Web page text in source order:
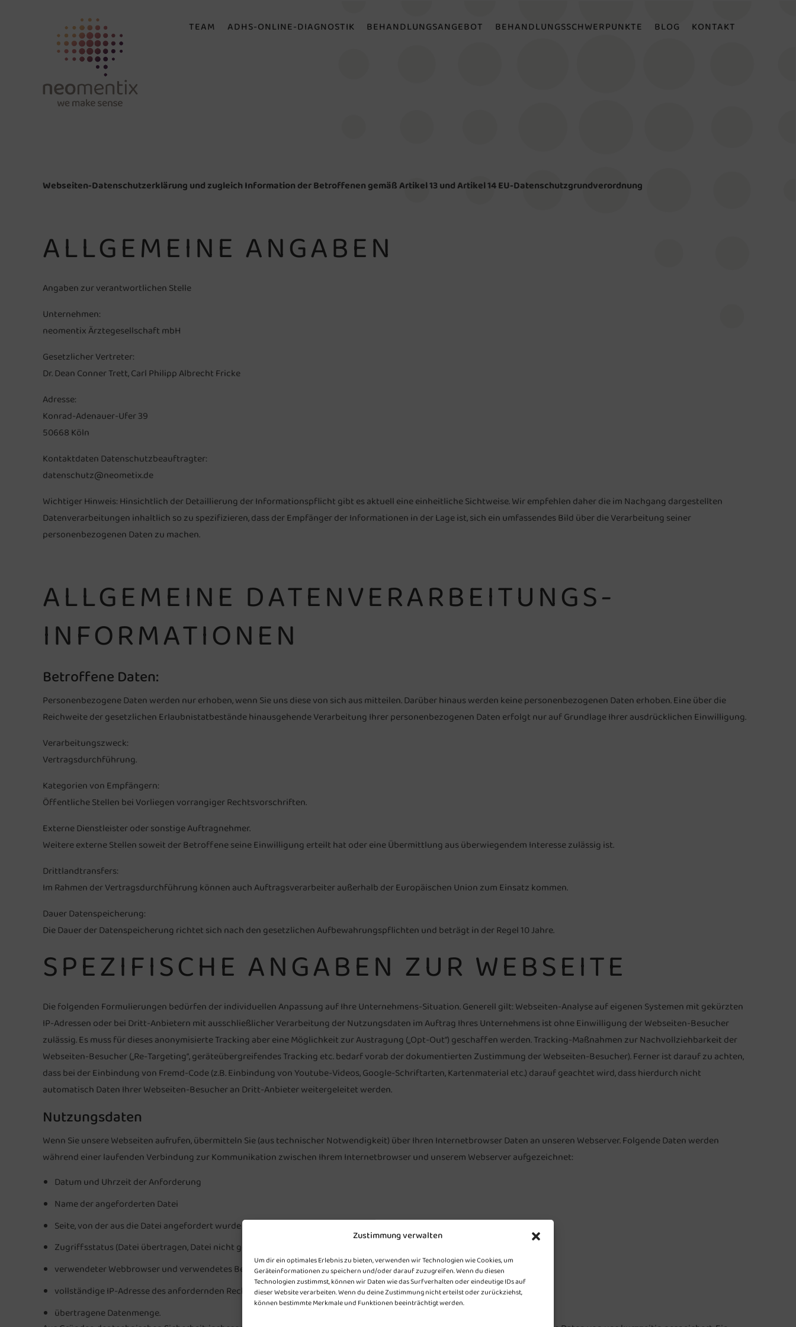
Zustimmung verwalten
Um dir ein optimales Erlebnis zu bieten, verwenden wir Technologien wie Cookies, um
Geräteinformationen zu speichern und/oder darauf zuzugreifen. Wenn du diesen
Technologien zustimmst, können wir Daten wie das Surfverhalten oder eindeutige IDs auf
dieser Website verarbeiten. Wenn du deine Zustimmung nicht erteilst oder zurückziehst,
können bestimmte Merkmale und Funktionen beeinträchtigt werden.
TEAM ADHS-ONLINE-DIAGNOSTIK BEHANDLUNGSANGEBOT BEHANDLUNGSSCHWERPUNKTE BLOG KONTAKT
Webseiten-Datenschutzerklärung und zugleich Information der Betroffenen gemäß Artikel 13 und Artikel 14 EU-Datenschutzgrundverordnung
ALLGEMEINE ANGABEN
Angaben zur verantwortlichen Stelle
Unternehmen:
neomentix Ärztegesellschaft mbH
Gesetzlicher Vertreter:
Dr. Dean Conner Trett, Carl Philipp Albrecht Fricke
Adresse:
Konrad-Adenauer-Ufer 39
50668 Köln
Kontaktdaten Datenschutzbeauftragter:
datenschutz@neometix.de
Wichtiger Hinweis: Hinsichtlich der Detaillierung der Informationspflicht gibt es aktuell eine einheitliche Sichtweise. Wir empfehlen daher die im Nachgang dargestellten
Datenverarbeitungen inhaltlich so zu spezifizieren, dass der Empfänger der Informationen in der Lage ist, sich ein umfassendes Bild über die Verarbeitung seiner
personenbezogenen Daten zu machen.
ALLGEMEINE DATENVERARBEITUNGS-
INFORMATIONEN
Betroffene Daten:
Personenbezogene Daten werden nur erhoben, wenn Sie uns diese von sich aus mitteilen. Darüber hinaus werden keine personenbezogenen Daten erhoben. Eine über die
Reichweite der gesetzlichen Erlaubnistatbestände hinausgehende Verarbeitung Ihrer personenbezogenen Daten erfolgt nur auf Grundlage Ihrer ausdrücklichen Einwilligung.
Verarbeitungszweck:
Vertragsdurchführung.
Kategorien von Empfängern:
Öffentliche Stellen bei Vorliegen vorrangiger Rechtsvorschriften.
Externe Dienstleister oder sonstige Auftragnehmer.
Weitere externe Stellen soweit der Betroffene seine Einwilligung erteilt hat oder eine Übermittlung aus überwiegendem Interesse zulässig ist.
Drittlandtransfers:
Im Rahmen der Vertragsdurchführung können auch Auftragsverarbeiter außerhalb der Europäischen Union zum Einsatz kommen.
Dauer Datenspeicherung:
Die Dauer der Datenspeicherung richtet sich nach den gesetzlichen Aufbewahrungspflichten und beträgt in der Regel 10 Jahre.
SPEZIFISCHE ANGABEN ZUR WEBSEITE
Die folgenden Formulierungen bedürfen der individuellen Anpassung auf Ihre Unternehmens-Situation. Generell gilt: Webseiten-Analyse auf eigenen Systemen mit gekürzten
IP-Adressen oder bei Dritt-Anbietern mit ausschließlicher Verarbeitung der Nutzungsdaten im Auftrag Ihres Unternehmens ist ohne Einwilligung der Webseiten-Besucher
zulässig. Es muss für dieses anonymisierte Tracking aber eine Möglichkeit zur Austragung („Opt-Out“) geschaffen werden. Tracking-Maßnahmen zur Nachvollziehbarkeit der
Webseiten-Besucher („Re-Targeting“, geräteübergreifendes Tracking etc. bedarf vorab der dokumentierten Zustimmung der Webseiten-Besucher). Ferner ist darauf zu achten,
dass bei der Einbindung von Fremd-Code (z.B. Einbindung von Youtube-Videos, Google-Schriftarten, Kartenmaterial etc.) darauf geachtet wird, dass hierdurch nicht
automatisch Daten Ihrer Webseiten-Besucher an Dritt-Anbieter weitergeleitet werden.
Nutzungsdaten
Wenn Sie unsere Webseiten aufrufen, übermitteln Sie (aus technischer Notwendigkeit) über Ihren Internetbrowser Daten an unseren Webserver. Folgende Daten werden
während einer laufenden Verbindung zur Kommunikation zwischen Ihrem Internetbrowser und unserem Webserver aufgezeichnet:
Datum und Uhrzeit der Anforderung
Name der angeforderten Datei
Seite, von der aus die Datei angefordert wurde
Zugriffsstatus (Datei übertragen, Datei nicht gefunden, etc.)
verwendeter Webbrowser und verwendetes Betriebssystem
vollständige IP-Adresse des anfordernden Rechners
übertragene Datenmenge.